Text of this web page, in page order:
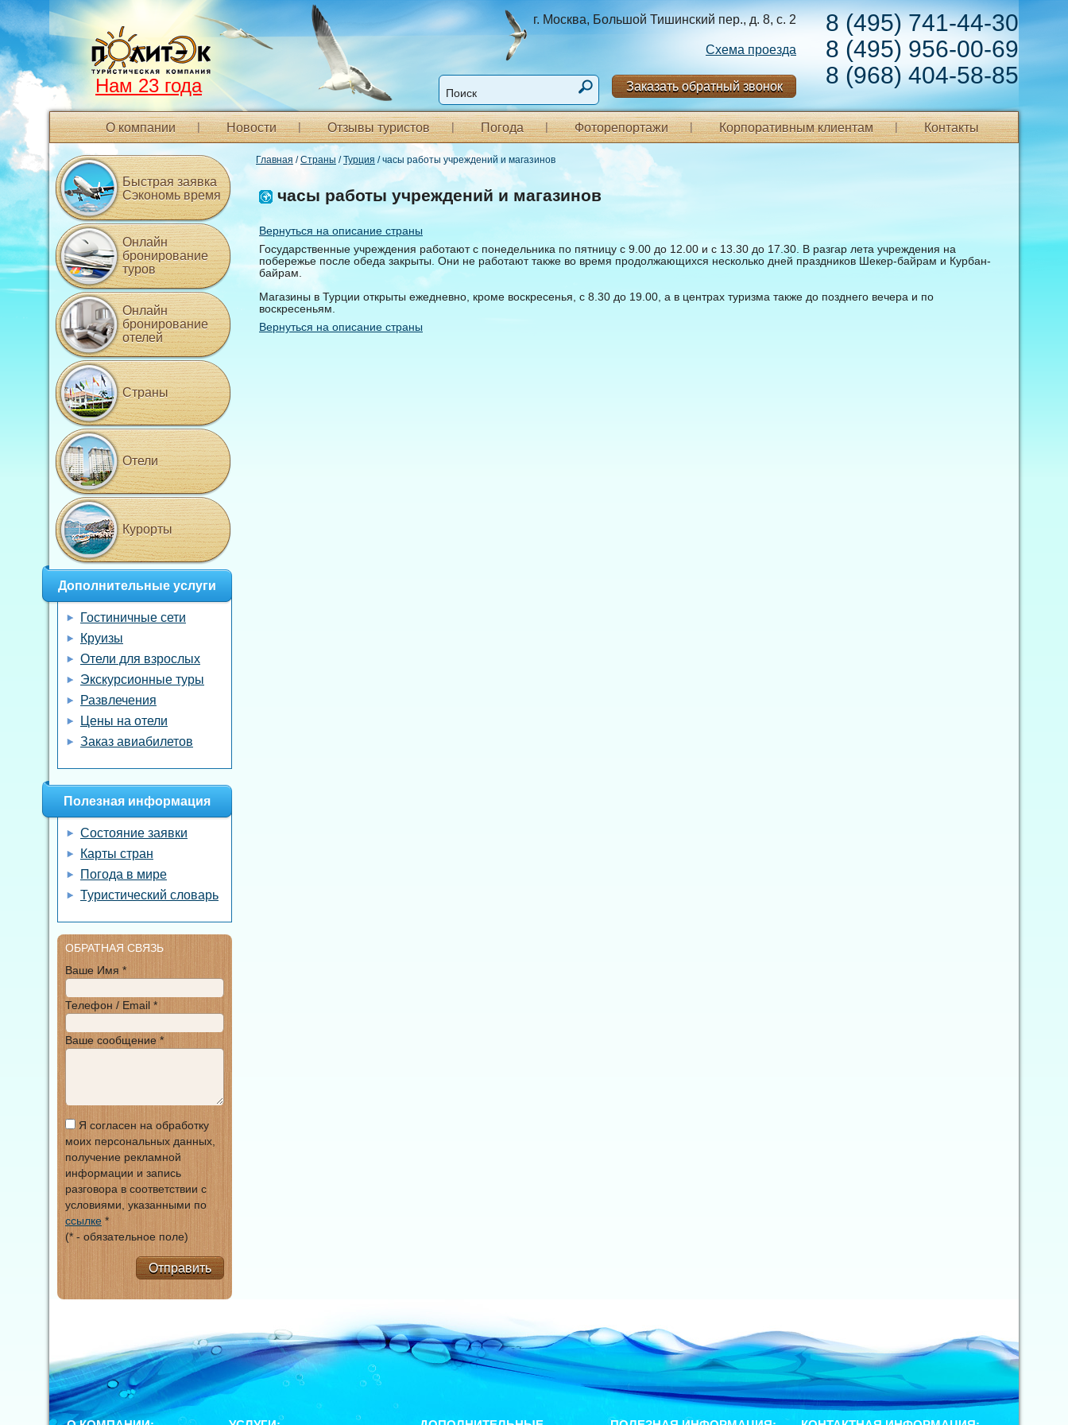
8 (495) 741-44-30
8 (495) 956-00-69
8 (968) 404-58-85
г. Москва, Большой Тишинский пер., д. 8, с. 2
Схема проезда
Заказать обратный звонок
Нам 23 года
О компании Новости Отзывы туристов Погода Фоторепортажи Корпоративным клиентам Контакты
Главная /Страны /Турция / часы работы учреждений и магазинов
часы работы учреждений и магазинов
Вернуться на описание страны
Государственные учреждения работают с понедельника по пятницу с 9.00 до 12.00 и с 13.30 до 17.30. В разгар лета учреждения на
побережье после обеда закрыты. Они не работают также во время продолжающихся несколько дней праздников Шекер-байрам и Курбан-
байрам.
Магазины в Турции открыты ежедневно, кроме воскресенья, с 8.30 до 19.00, а в центрах туризма также до позднего вечера и по
воскресеньям.
Вернуться на описание страны
Быстрая заявка
Сэкономь время
Онлайн
бронирование
туров
Онлайн
бронирование
отелей
Страны
Отели
Курорты
Дополнительные услуги
Гостиничные сети
Круизы
Отели для взрослых
Экскурсионные туры
Развлечения
Цены на отели
Заказ авиабилетов
Полезная информация
Состояние заявки
Карты стран
Погода в мире
Туристический словарь
ОБРАТНАЯ СВЯЗЬ
Ваше Имя *
Телефон / Email *
Ваше сообщение *
Я согласен на обработку
моих персональных данных,
получение рекламной
информации и запись
разговора в соответствии с
условиями, указанными по
ссылке *
(* - обязательное поле)
Отправить